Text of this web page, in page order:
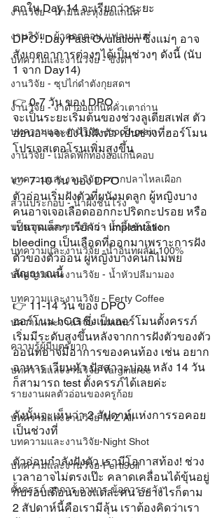
งานวิจัย - น้ำมันละหุ่งออแกนิค
งานวิจัย - ผ้าคอตตอน แฟลนเนล
บทความและงานวิจัย - ขิงดำ
งานวิจัย - ซุปไก่ดำตังกุยสดฯ
งานวิจัย - งาดำออแกนิคคั่วเตาถ่าน
บทความและงานวิจัย - good-grain
งานวิจัย - เมล็ดฟักทองออแกนิคอบ
บทความและงานวิจัย - รากปลาไหลเผือก
ส่วนประกอบ - น้ำผึ้งชันโรง
บทความและงานวิจัย - น้ำผึ้งชันโรง
บทความและงานวิจัย -น้ำอินทผลัม 100%
บทความและงานวิจัย - น้ำหัวปลีมามอง
บทความและงานวิจัย - Ferty Coffee
บความและงานวิจัย- นมแพะ
ความรู้ผู้มีบุตรยาก
บทความและงานวิจัย-Varginaree
รายงานผลตัวอ่อนของครูก้อย
บทความและงานวิจัย-M Z All
บทความและงานวิจัย-Night Shot
บทความและงานวิจัย-Ferti9oil
ตั้งครรภ์ อาการ อาหาร ข้อควรระวัง
ตกใน Day 14 จะเรียกว่าระยะ
DPO : Day Past Ovulation ซึ่งแม่ๆ อาจ
สังเกตอาการต่างๆได้เป็นช่วงๆ ดังนี้ (นับ
1 จาก Day14)
👉 0-7 วัน ของ DPO
จะเป็นระยะเริ่มต้นของช่วงลูเตียสเฟส ตัว
อ่อนอาจจะยังไม่ฝังตัว เป็นช่วงที่ฮอร์โมน
โปรเจสเตอโรนเพิ่มสูงขึ้น
👉 7-10 วัน ของ DPO
ตัวอ่อนเริ่มฝังตัวที่ผนังมดลูก ผู้หญิงบาง
คนอาจเจอเลือดออกกะปริดกะปรอย หรือ
เป็นจุดเล็กๆ เรียกว่า implantation
bleeding เป็นเลือดที่ออกมาเพราะการฝัง
ตัวของตัวอ่อน ผู่หญิงบางคนก็ไม่พย
สัญญาณนี้
👉 11-14 วัน ของ DPO
ฮอร์โนน hCG ซึ่งเป็นฮอร์โมนตั้งครรภ์
เริ่มมีระดับสูงขึ้นหลังจากการฝังตัวของตัว
อ่อนทอาจมีอาการของคนท้อง เช่น อยาก
อาหาร เวียนหัว ปัสสาวะบ่อย หลัง 14 วัน
ก็สามารถ test ตั้งครรภ์ได้เลยค่ะ
ดังนั้นจะเห็นว่า 2 สัปดาห์แห่งการรอคอย
เป็นช่วงที่
ตัวอ่อนกำลังฝังตัว เรามีโอกาสท้อง! ช่วง
เวลาอาจไม่ตรงเป๊ะ คลาดเคลื่อนได้ขุ้นอยู่
กับรอบเดือนของแต่ละคน อย่างไรก็ตาม
2 สัปดาห์นี้คือเรามีลุ้น เราต้องคิดว่าเรา